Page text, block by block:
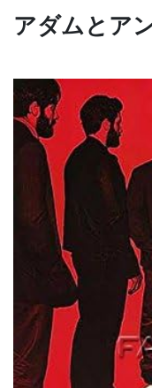
アダムとア